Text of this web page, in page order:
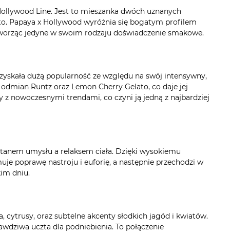
Line. Jest to mieszanka dwóch uznanych
Papaya x Hollywood wyróżnia się bogatym profilem
jedyne w swoim rodzaju doświadczenie smakowe.
dużą popularność ze względu na swój intensywny,
Runtz oraz Lemon Cherry Gelato, co daje jej
z nowoczesnymi trendami, co czyni ją jedną z najbardziej
umysłu a relaksem ciała. Dzięki wysokiemu
poprawę nastroju i euforię, a następnie przechodzi w
dniu.
oraz subtelne akcenty słodkich jagód i kwiatów.
uczta dla podniebienia. To połączenie